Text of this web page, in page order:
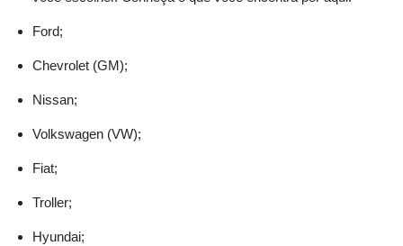
Ford;
Chevrolet (GM);
Nissan;
Volkswagen (VW);
Fiat;
Troller;
Hyundai;